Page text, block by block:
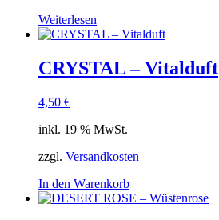
Weiterlesen
CRYSTAL – Vitalduft
4,50 €
inkl. 19 % MwSt.
zzgl. Versandkosten
In den Warenkorb